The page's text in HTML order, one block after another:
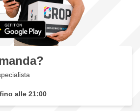
compilato dai nostri
e assistenza ufficiale di fabbrica
alle 21:00